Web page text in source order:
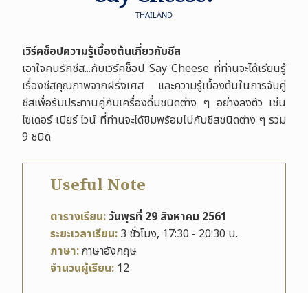
THAILAND
เวิร์คช็อปความรู้เบื้องต้นเกี่ยวกับชีส
เอาใจคนรักชีส...กับเวิร์คช็อป Say Cheese ที่ท่านจะได้เรียนรู้
เรื่องชีสคุณภาพจากฝรั่งเศส และความรู้เบื้องต้นในการจับคู่
ชีสเพื่อรับประทานคู่กับเครื่องดื่มชนิดต่าง ๆ อย่างลงตัว เช่น
ไซเดอร์ เบียร์ ไวน์ ที่ท่านจะได้ชิมพร้อมไปกับชีสชนิดต่าง ๆ รวม
9 ชนิด
Useful Note
ตารางเรียน: วันพุธที่ 29 สิงหาคม 2561
ระยะเวลาเรียน: 3 ชั่วโมง, 17:30 - 20:30 น.
ภาษา:ภาษาอังกฤษ
จำนวนผู้เรียน: 12